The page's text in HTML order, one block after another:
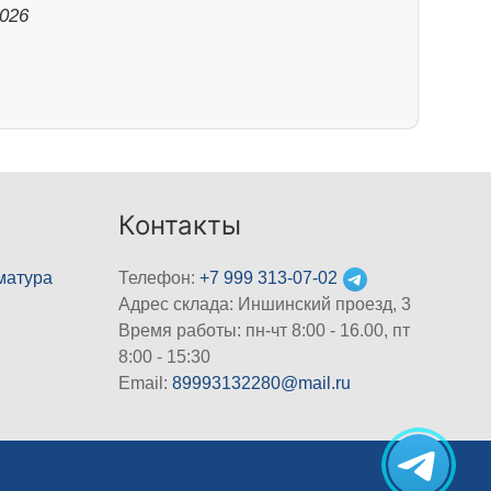
Контакты
Телефон:+7 999 313-07-02
Адрес склада: Иншинский проезд, 3
Время работы: пн-чт 8:00 - 16.00, пт
8:00 - 15:30
Email:89993132280@mail.ru